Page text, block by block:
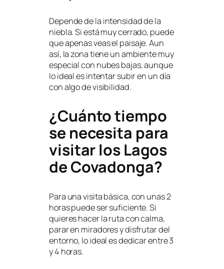
Depende de la intensidad de la
niebla. Si está muy cerrado, puede
que apenas veas el paisaje. Aun
así, la zona tiene un ambiente muy
especial con nubes bajas, aunque
lo ideal es intentar subir en un día
con algo de visibilidad.
¿Cuánto tiempo
se necesita para
visitar los Lagos
de Covadonga?
Para una visita básica, con unas 2
horas puede ser suficiente. Si
quieres hacer la ruta con calma,
parar en miradores y disfrutar del
entorno, lo ideal es dedicar entre 3
y 4 horas.